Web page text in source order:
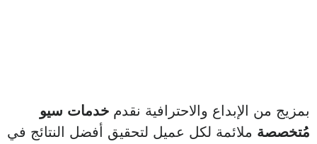
بمزيج من الإبداع والاحترافية نقدم خدمات سيو
مُتخصصة ملائمة لكل عميل لتحقيق أفضل النتائج في